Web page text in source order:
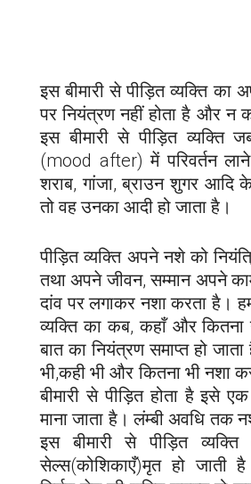
इस बीमारी से पीड़ित व्यक्ति का
पर नियंत्रण नहीं होता है और न
इस बीमारी से पीड़ित व्यक्ति
(mood after) में परिवर्तन
शराब, गांजा, ब्राउन शुगर आदि
तो वह उनका आदी हो जाता है।
पीड़ित व्यक्ति अपने नशे को
तथा अपने जीवन, सम्मान अपने
दांव पर लगाकर नशा करता है।
व्यक्ति का कब, कहाँ और
बात का नियंत्रण समाप्त हो
भी,कही भी और कितना भी नशा
बीमारी से पीड़ित होता है इसे एक
माना जाता है। लंम्बी अवधि तक
इस बीमारी से पीड़ित
सेल्स(कोशिकाएँ)मृत हो जाती